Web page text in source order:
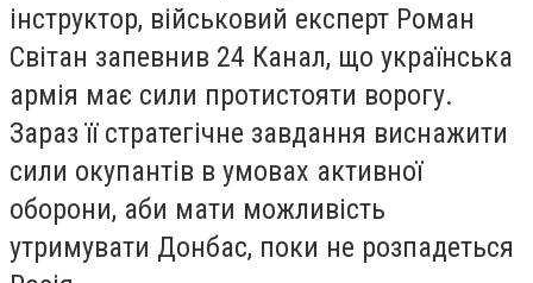
інструктор, військовий експерт Роман
Світан запевнив 24 Канал, що українська
армія має сили протистояти ворогу.
Зараз її стратегічне завдання виснажити
сили окупантів в умовах активної
оборони, аби мати можливість
утримувати Донбас, поки не розпадеться